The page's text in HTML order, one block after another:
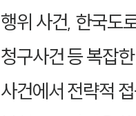
행위 사건, 한국도
청구사건 등 복잡
사건에서 전략적